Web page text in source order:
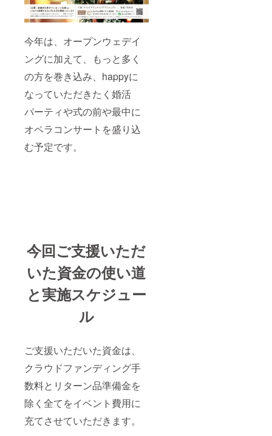
今年は、オープンウェデイ
ングに加えて、もっと多く
の方を巻き込み、happyに
なっていただきたく婚活
パーティや式の前や最中に
オペラコンサートを盛り込
む予定です。
今回ご支援いただ
いた資金の使い道
と実施スケジュー
ル
ご支援いただいた資金は、
クラウドファンディング手
数料とリターン品準備金を
除く全てをイベント費用に
充てさせていただきます。